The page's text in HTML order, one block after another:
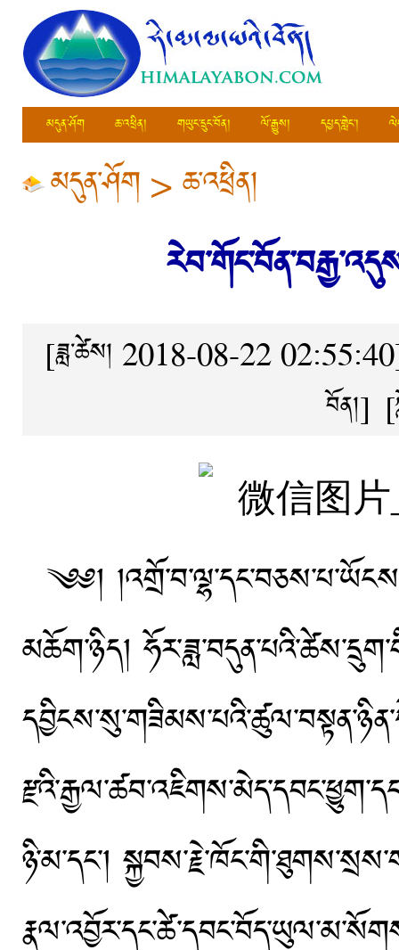
མདུན་ཤོག ཆ་འཕྲིན། གཡུང་དྲུང་བོན། ལོ་རྒྱུས། དཔྱད་གླེང་།
མདུན་ཤོག >ཆ་འཕྲིན།
[ཟླ་ཚེས། 2018-08-22
བོན།]
༄༅།
མཆོག་ཉིད།
ཉི་མ་དང་།